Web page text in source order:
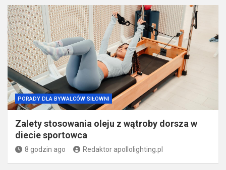
PORADY DLA BYWALCÓW SIŁOWNI
Zalety stosowania oleju z wątroby dorsza w
diecie sportowca
8 godzin ago Redaktor apollolighting.pl